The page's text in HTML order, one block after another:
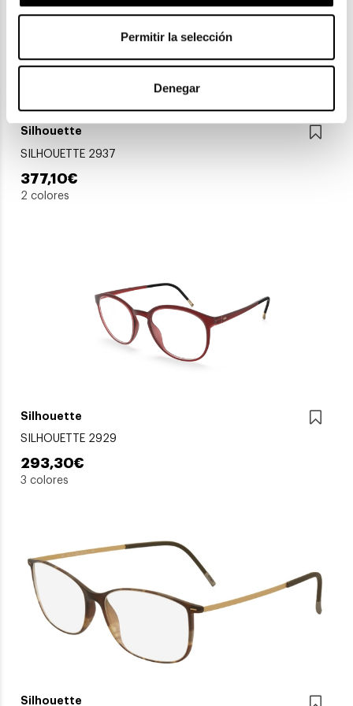
Permitir la selección
Denegar
Silhouette
SILHOUETTE 2937
377,10€
2 colores
Silhouette
SILHOUETTE 2929
293,30€
3 colores
Silhouette